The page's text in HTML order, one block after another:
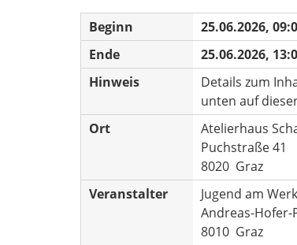
Beginn
25.06.2026,
Ende
25.06.2026,
Hinweis
Details zum
unten auf
Ort
Atelierhaus
Puchstraße 41
8020 Graz
Veranstalter
Jugend am
Andreas-Hofer-
8010 Graz